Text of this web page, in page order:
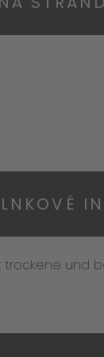
trockene und